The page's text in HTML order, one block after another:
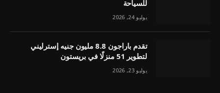
للسياحة
يوليو 24, 2026
تقدم باراجون 8.8 مليون جنيه إسترليني
لتطوير 51 منزلًا في بريستون
يوليو 23, 2026